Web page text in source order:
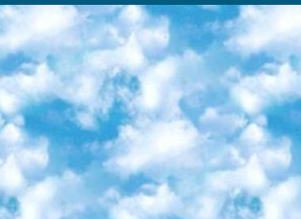
сотни текстовых и видеокурсов на десятки различных тем — от программирования до психологии. Многие курсы подготовлены российскими университетами и крупными международными компаниями вроде Intel и Microsoft. Самостоятельное обучение бесплатное, но желающие могут оплатить услуги персональных наставников. 2. «Смартия» знакомит с актуальными профессиями и подсказывает, как им обучаться. Выбрав заинтересовавшую вас специальность — SMM-специалист, фотограф, веб-дизайнер или другую, — увидите список необходимых для неё умений. Чтобы вы могли освоить их самостоятельно, для каждого умения площадка отображает подборку ссылок на учебные материалы. Хотя «Смартия» ориентируется на русскоязычную аудиторию, часть контента всё же доступна только на английском. 3. «Лекторий Физтеха» Проект Московского физико-технического института (Физтеха). С его помощью вы можете смотреть онлайн серии лекций, записанные на видео в этом вузе. В числе доступных предметов — физика, биология, химия, информационные технологии и другие. К некоторым лекциям администрация ресурса прилагает готовые конспекты, которые можно скачивать в PDF-формате. 4. ITMOcourses Онлайн-площадка Санкт-Петербургского национального исследовательского университета информационных технологий, механики и оптики (ИТМО). Ресурс предоставляет свободный доступ к курсам, разработанным в этом вузе. Каталог материалов разбит на четыре категории: «Оптические системы и технологии», «Приборостроение и робототехника», «Информационные технологии» и «Биотехнологии». Курсы состоят из видеолекций, интерактивных демонстраций и заданий. 5. «КиберЛенинка» Электронная научная библиотека открытого доступа. Каталог площадки регулярно обрастает текстами статей из различных научных изданий. Сгруппированные по журналам и рубрикам публикации можно читать онлайн или скачивать целиком в PDF-формате. Проект нацелен на популяризацию науки за счёт открытого доступа к качественной информации. 6. «ПостНаука» На этом ресурсе публикуют подборки видеолекций, составленные экспертами из разных отраслей и объединённые общими темами. Среди них, к примеру, есть серии «Биоинформатика и геномика», «Культура средневековой Скандинавии» и Cinema Studies о теории кино. Каждая подборка лекций — логически связанная история, рассказанная экспертом от первого лица. Кроме того, на сайте появляются научно-образовательные статьи и тесты на разные темы. 7. «Newочём» Команда проекта «Newочём» отбирает самые интересные тексты из англоязычных СМИ и переводит те из них, за которые голосуют участники сообщества «ВКонтакте». По большей части это научно-популярные статьи. Редакторы придумывают лишь заголовки, в остальном содержание переводов соответствует оригиналам. Полные тексты можно читать прямо в социальной сети. 8. InternetUrok Онлайн-база материалов по основным дисциплинам школьной программы. Информация на сайте структурирована по классам, предметам и темам (урокам). Каждый урок состоит из видеолекций и конспектов. Есть также интерактивные тренажёры и тесты для закрепления пройденного материала. Даже если вы давно окончили школу, возможность повторить программу старших классов всегда может пригодиться. 9. Edutainme Ещё один ресурс об образовании. В отличие от Newtonew, как мне кажется, Edutainme больше ориентируется на представителей индустрии: педагогов, предпринимателей, разработчиков образовательных проектов. Но и любой, кто просто стремится к саморазвитию, найдёт на сайте много полезного и интересного для себя. Например, информацию о новых курсах и образовательных сервисах. 10. Newtonew Онлайн-медиа об образовании и обучении в широком смысле. Авторы Newtonew пишут об инструментах, заведениях, тактиках и стратегиях, которые помогают учить других и получать новые знания самостоятельно. На этой площадке вы найдёте новости, обзоры, аналитические мат